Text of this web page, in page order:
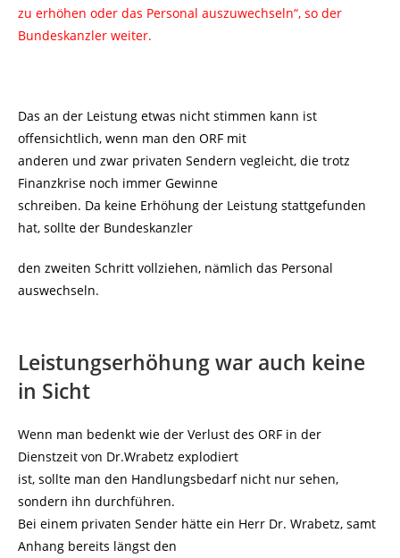
zu erhöhen oder das Personal auszuwechseln“, so der
Bundeskanzler weiter.
Das an der Leistung etwas nicht stimmen kann ist
offensichtlich, wenn man den ORF mit
anderen und zwar privaten Sendern vegleicht, die trotz
Finanzkrise noch immer Gewinne
schreiben. Da keine Erhöhung der Leistung stattgefunden
hat, sollte der Bundeskanzler
den zweiten Schritt vollziehen, nämlich das Personal
auswechseln.
Leistungserhöhung war auch keine
in Sicht
Wenn man bedenkt wie der Verlust des ORF in der
Dienstzeit von Dr.Wrabetz explodiert
ist, sollte man den Handlungsbedarf nicht nur sehen,
sondern ihn durchführen.
Bei einem privaten Sender hätte ein Herr Dr. Wrabetz, samt
Anhang bereits längst den